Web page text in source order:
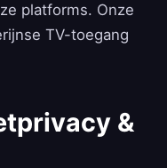
platforms. Onze
TV-toegang
&